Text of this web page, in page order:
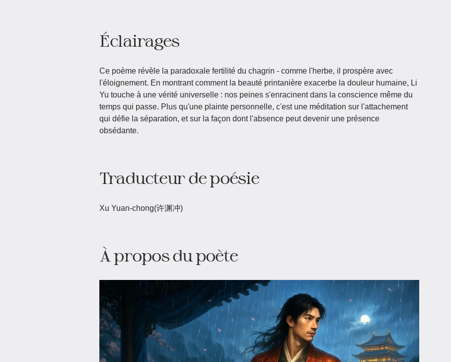
Éclairages
Ce poème révèle la paradoxale fertilité du chagrin - comme l'herbe, il prospère avec
l'éloignement. En montrant comment la beauté printanière exacerbe la douleur humaine, Li
Yu touche à une vérité universelle : nos peines s'enracinent dans la conscience même du
temps qui passe. Plus qu'une plainte personnelle, c'est une méditation sur l'attachement
qui défie la séparation, et sur la façon dont l'absence peut devenir une présence
obsédante.
Traducteur de poésie
Xu Yuan-chong(许渊冲)
À propos du poète